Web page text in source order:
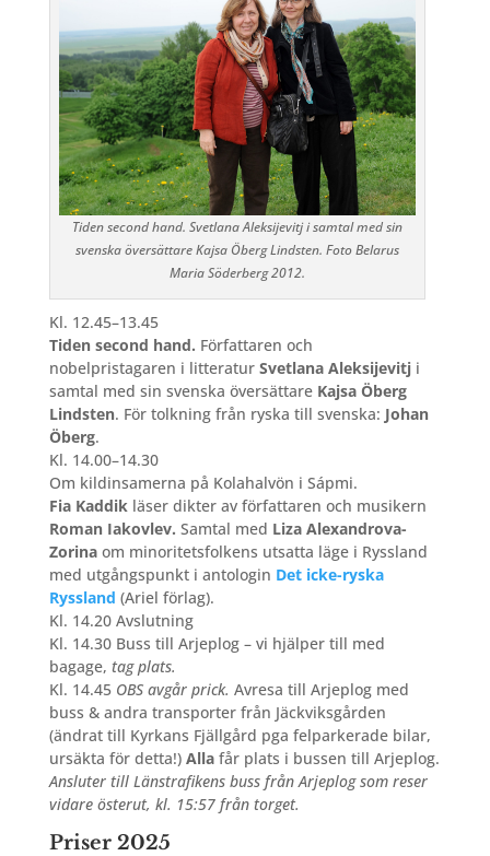
Tiden second hand. Svetlana Aleksijevitj i samtal med sin
svenska översättare Kajsa Öberg Lindsten. Foto Belarus
Maria Söderberg 2012.
Kl. 12.45–13.45
Tiden second hand. Författaren och
nobelpristagaren i litteratur Svetlana Aleksijevitji
samtal med sin svenska översättare Kajsa Öberg
Lindsten. För tolkning från ryska till svenska: Johan
Öberg.
Kl. 14.00–14.30
Om kildinsamerna på Kolahalvön i Sápmi.
Fia Kaddik läser dikter av författaren och musikern
Roman Iakovlev. Samtal med Liza Alexandrova-
Zorinaom minoritetsfolkens utsatta läge i Ryssland
med utgångspunkt i antologin Det icke-ryska
Ryssland (Ariel förlag).
Kl. 14.20 Avslutning
Kl. 14.30 Buss till Arjeplog – vi hjälper till med
bagage, tag plats.
Kl. 14.45 OBS avgår prick. Avresa till Arjeplog med
buss & andra transporter från Jäckviksgården
(ändrat till Kyrkans Fjällgård pga felparkerade bilar,
ursäkta för detta!) Allafår plats i bussen till Arjeplog.
Ansluter till Länstrafikens buss från Arjeplog som reser
vidare österut, kl. 15:57 från torget.
Priser 2025